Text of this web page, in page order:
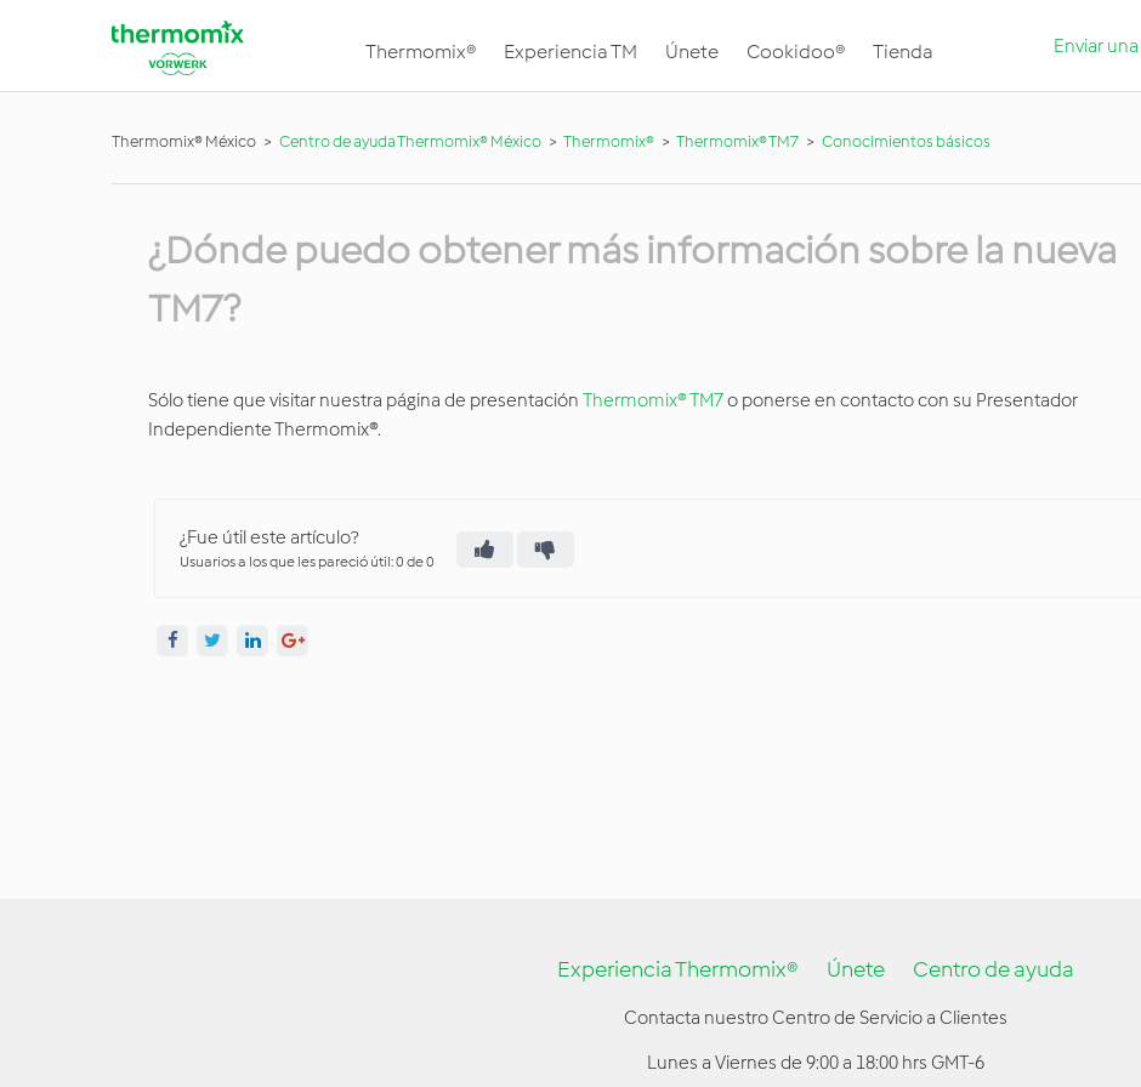
Thermomix® Experiencia TM Únete Cookidoo® Tienda Enviar
Thermomix® México Centro de ayuda Thermomix® México Thermomix® Thermomix® TM7 Conocimientos básicos
¿Dónde puedo obtener más información sobre la nueva
TM7?
Sólo tiene que visitar nuestra página de presentación Thermomix® TM7o ponerse en contacto con su Presentador
Independiente Thermomix®.
¿Fue útil este artículo?
Usuarios a los que les pareció útil: 0 de 0
Experiencia Thermomix® Únete Centro de ayuda
Contacta nuestro Centro de Servicio a Clientes
Lunes a Viernes de 9:00 a 18:00 hrs GMT-6